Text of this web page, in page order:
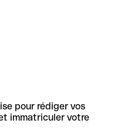
pour rédiger vos
immatriculer votre